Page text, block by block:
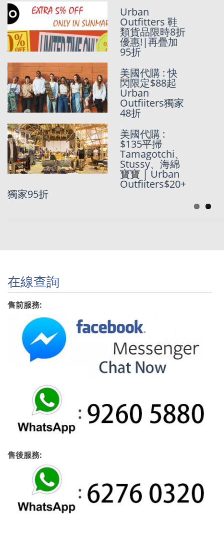
惠
Polaroid相機
都有折!! Urban
Outfitters 突
復仇者聯盟大
富翁!?
|Walmart代購
Urban
Outfitters 突
發全部Sale再5
折優惠!!
Urban
Outfitters 鞋
類貨品限時8折
優惠!|再疊加
95折
美國代購 : 快
閃限定$88起
Urban
Outfiiters獨家
48折
美國代購 :
$135平掃
Tamagotchi、
Stussy、海綿
寶寶 | Urban
Outfiiters$20+
獨家95折
在線查詢
售前服務:
售後服務: